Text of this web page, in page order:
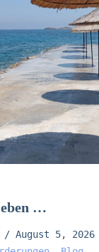
…
August 5, 2026